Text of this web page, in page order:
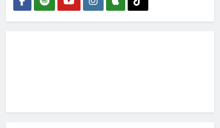
2026-07-27
2026-07-15